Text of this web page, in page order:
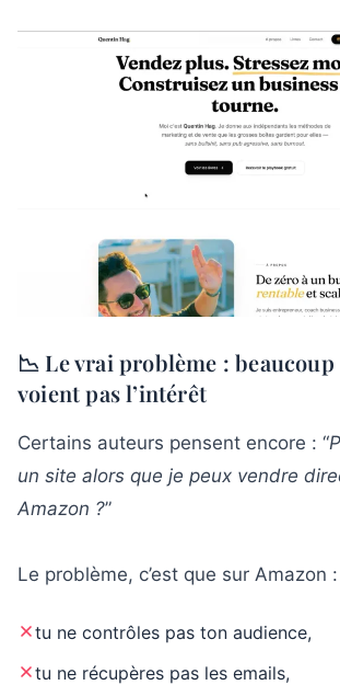
📉 Le vrai problème : beaucoup
voient pas l’intérêt
Certains auteurs pensent encore : “
un site alors que je peux vendre
Amazon ?”
Le problème, c’est que sur Amazon :
tu ne contrôles pas ton audience,
tu ne récupères pas les emails,